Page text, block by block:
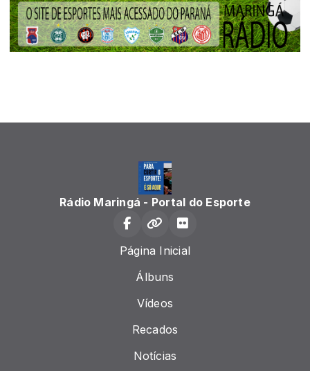
Rádio Maringá - Portal do Esporte
Página Inicial
Álbuns
Vídeos
Recados
Notícias